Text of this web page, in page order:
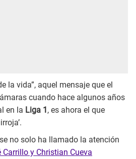
la vida”, aquel mensaje que el
cuando hace algunos años
en la Liga 1, es ahora el que
no solo ha llamado la atención
Carrillo y Christian Cueva